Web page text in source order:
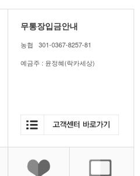
무통장입금안내
농협 301-0367-8257-81
예금주 : 윤정혜(락카세상)